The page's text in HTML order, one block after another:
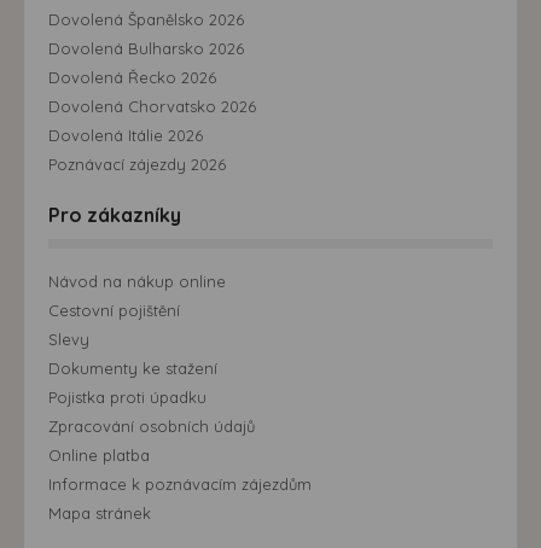
Dovolená Španělsko 2026
Dovolená Bulharsko 2026
Dovolená Řecko 2026
Dovolená Chorvatsko 2026
Dovolená Itálie 2026
Poznávací zájezdy 2026
Pro zákazníky
Návod na nákup online
Cestovní pojištění
Slevy
Dokumenty ke stažení
Pojistka proti úpadku
Zpracování osobních údajů
Online platba
Informace k poznávacím zájezdům
Mapa stránek